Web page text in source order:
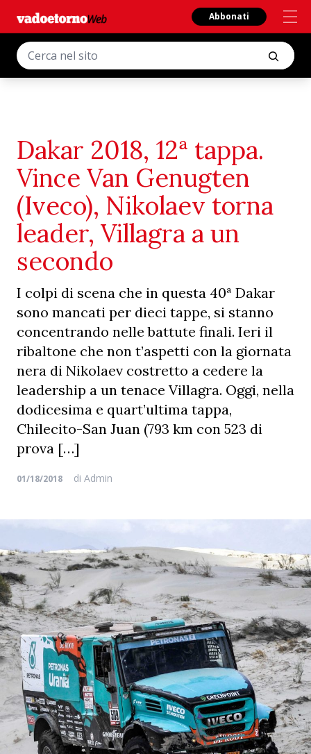
Abbonati
Dakar 2018, 12ª tappa.
Vince Van Genugten
(Iveco), Nikolaev torna
leader, Villagra a un
secondo
I colpi di scena che in questa 40ª Dakar
sono mancati per dieci tappe, si stanno
concentrando nelle battute finali. Ieri il
ribaltone che non t’aspetti con la giornata
nera di Nikolaev costretto a cedere la
leadership a un tenace Villagra. Oggi, nella
dodicesima e quart’ultima tappa,
Chilecito-San Juan (793 km con 523 di
prova […]
01/18/2018 di Admin